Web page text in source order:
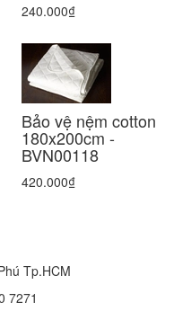
240.000₫
Bảo vệ nệm cotton
180x200cm -
BVN00118
420.000₫
Tp.HCM
7271